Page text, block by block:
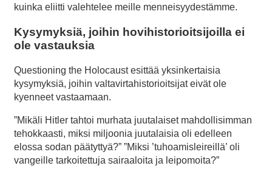
kuinka eliitti valehtelee meille menneisyydestämme.
Kysymyksiä, joihin hovihistorioitsijoilla ei
ole vastauksia
Questioning the Holocaust esittää yksinkertaisia
kysymyksiä, joihin valtavirtahistorioitsijat eivät ole
kyenneet vastaamaan.
”Mikäli Hitler tahtoi murhata juutalaiset mahdollisimman
tehokkaasti, miksi miljoonia juutalaisia oli edelleen
elossa sodan päätyttyä?” ”Miksi ’tuhoamisleireillä’ oli
vangeille tarkoitettuja sairaaloita ja leipomoita?”